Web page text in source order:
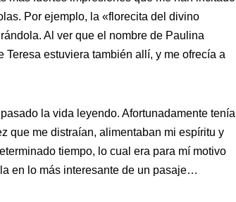
Por ejemplo, la «florecita del divino
Al ver que el nombre de Paulina
estuviera también allí, y me ofrecía a
la vida leyendo. Afortunadamente tenía
que me distraían, alimentaban mi espíritu y
tiempo, lo cual era para mí motivo
en lo más interesante de un pasaje…